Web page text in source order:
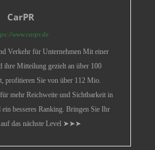
CarPR
www.carpr.de
Verkehr für Unternehmen Mit einer
ihre Mitteilung gezielt an über 100
profitieren Sie von über 112 Mio.
mehr Reichweite und Sichtbarkeit in
ein besseres Ranking. Bringen Sie Ihr
auf das nächste Level ➤➤➤